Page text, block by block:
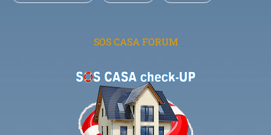
SOS CASA FORUM